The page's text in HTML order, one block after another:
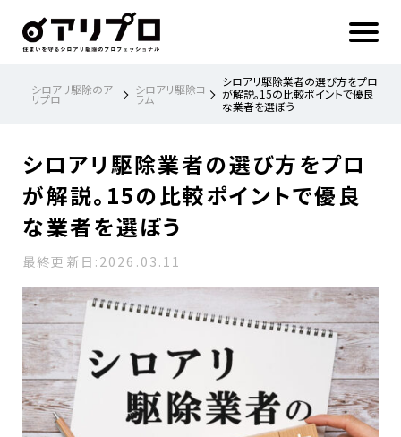
シロアリ駆除のア
リプロ
シロアリ駆除コ
ラム
シロアリ駆除業者の選び方をプロ
が解説。15の比較ポイントで優良
な業者を選ぼう
シロアリ駆除業者の選び方をプロ
が解説。15の比較ポイントで優良
な業者を選ぼう
最終更新日:2026.03.11